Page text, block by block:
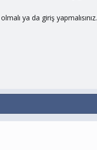
ya da giriş yapmalısınız.